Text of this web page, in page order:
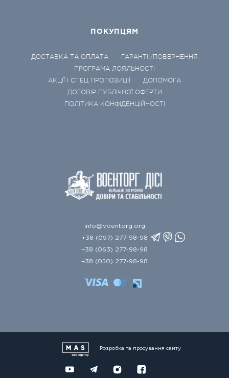
ПОКУПЦЯМ
ДОСТАВКА ТА ОПЛАТА
ГАРАНТІЇ/ПОВЕРНЕННЯ
ПРОГРАМА ЛОЯЛЬНОСТІ
АКЦІЇ І СПЕЦ ПРОПОЗИЦІЇ
ДОПОМОГА
ДОГОВІР ПУБЛІЧНОЇ ОФЕРТИ
ПОЛІТИКА КОНФІДЕНЦІЙНОСТІ
info@voentorg.org
+38 (097) 277-98-98
+38 (063) 277-98-98
+38 (050) 277-98-98
Розробка та просування сайту